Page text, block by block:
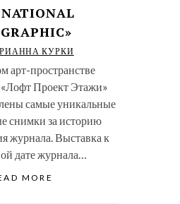
КУРКИ
арт-пространстве
«Лофт Проект Этажи»
самые уникальные
снимки за историю
журнала. Выставка к
дате журнала…
MORE